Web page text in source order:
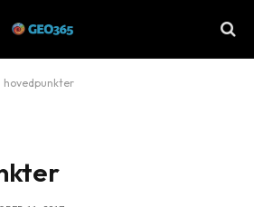
hovedpunkter